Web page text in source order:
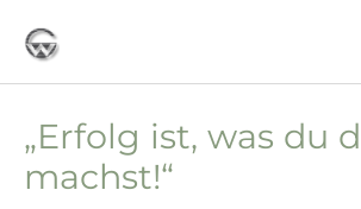
„Erfolg ist, was du
machst!“